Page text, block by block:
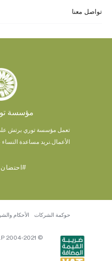
تواصل معنا
مؤسسة
تعمل مؤسسة توري برتش على
الأعمال. نريد مساعدة النساء
© 2004-2021 River Light V, L.P.
حوكمة الشركات الأحكام